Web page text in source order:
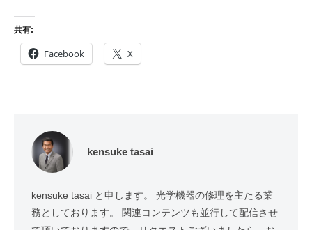
共有:
Facebook X
kensuke tasai
kensuke tasai と申します。 光学機器の修理を主たる業
務としております。 関連コンテンツも並行して配信させ